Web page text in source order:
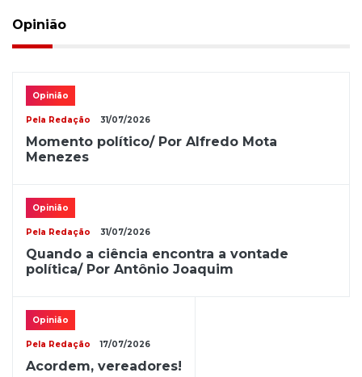
Opinião
Opinião
Pela Redação 31/07/2026
Momento político/ Por Alfredo Mota
Menezes
Opinião
Pela Redação 31/07/2026
Quando a ciência encontra a vontade
política/ Por Antônio Joaquim
Opinião
Pela Redação 17/07/2026
Acordem, vereadores!